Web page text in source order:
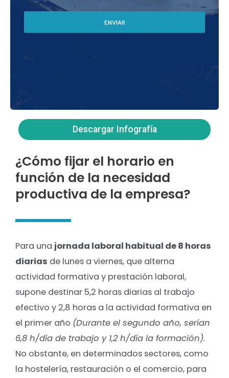
ENVIAR
Descargar Infografía
¿Cómo fijar el horario en
función de la necesidad
productiva de la empresa?
Para una jornada laboral habitual de 8 horas
diarias de lunes a viernes, que alterna
actividad formativa y prestación laboral,
supone destinar 5,2 horas diarias al trabajo
efectivo y 2,8 horas a la actividad formativa en
el primer año (Durante el segundo año, serían
6,8 h/día de trabajo y 1,2 h/día la formación).
No obstante, en determinados sectores, como
la hostelería, restauración o el comercio, para